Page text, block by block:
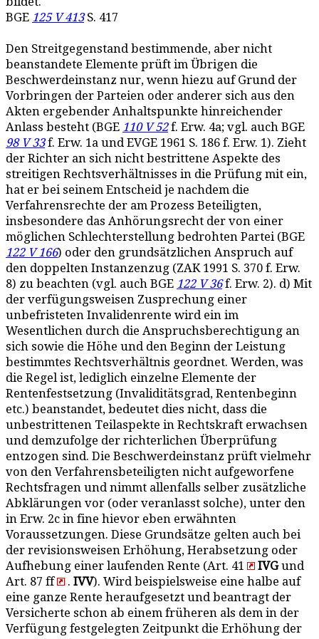
BGE 125 V 413S. 417
Den Streitgegenstand bestimmende, aber nicht
beanstandete Elemente prüft im Übrigen die
Beschwerdeinstanz nur, wenn hiezu auf Grund der
Vorbringen der Parteien oder anderer sich aus den
Akten ergebender Anhaltspunkte hinreichender
Anlass besteht (BGE 110 V 52f. Erw. 4a; vgl. auch BGE
98 V 33f. Erw. 1a und EVGE 1961 S. 186 f. Erw. 1). Zieht
der Richter an sich nicht bestrittene Aspekte des
streitigen Rechtsverhältnisses in die Prüfung mit ein,
hat er bei seinem Entscheid je nachdem die
Verfahrensrechte der am Prozess Beteiligten,
insbesondere das Anhörungsrecht der von einer
möglichen Schlechterstellung bedrohten Partei (BGE
122 V 166) oder den grundsätzlichen Anspruch auf
den doppelten Instanzenzug (ZAK 1991 S. 370 f. Erw.
8) zu beachten (vgl. auch BGE 122 V 36f. Erw. 2). d) Mit
der verfügungsweisen Zusprechung einer
unbefristeten Invalidenrente wird ein im
Wesentlichen durch die Anspruchsberechtigung an
sich sowie die Höhe und den Beginn der Leistung
bestimmtes Rechtsverhältnis geordnet. Werden, was
die Regel ist, lediglich einzelne Elemente der
Rentenfestsetzung (Invaliditätsgrad, Rentenbeginn
etc.) beanstandet, bedeutet dies nicht, dass die
unbestrittenen Teilaspekte in Rechtskraft erwachsen
und demzufolge der richterlichen Überprüfung
entzogen sind. Die Beschwerdeinstanz prüft vielmehr
von den Verfahrensbeteiligten nicht aufgeworfene
Rechtsfragen und nimmt allenfalls selber zusätzliche
Abklärungen vor (oder veranlasst solche), unter den
in Erw. 2c in fine hievor eben erwähnten
Voraussetzungen. Diese Grundsätze gelten auch bei
der revisionsweisen Erhöhung, Herabsetzung oder
Aufhebung einer laufenden Rente (Art. 41
IVGund
Art. 87 ff
. IVV). Wird beispielsweise eine halbe auf
eine ganze Rente heraufgesetzt und beantragt der
Versicherte schon ab einem früheren als dem in der
Verfügung festgelegten Zeitpunkt die Erhöhung der